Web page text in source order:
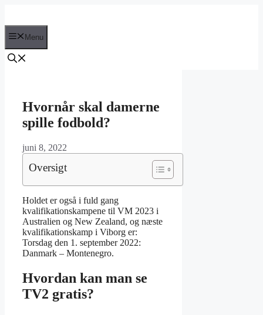
Menu
Hvornår skal damerne
spille fodbold?
juni 8, 2022
Oversigt
Holdet er også i fuld gang
kvalifikationskampene til VM 2023 i
Australien og New Zealand, og næste
kvalifikationskamp i Viborg er:
Torsdag den 1. september 2022:
Danmark – Montenegro.
Hvordan kan man se
TV2 gratis?